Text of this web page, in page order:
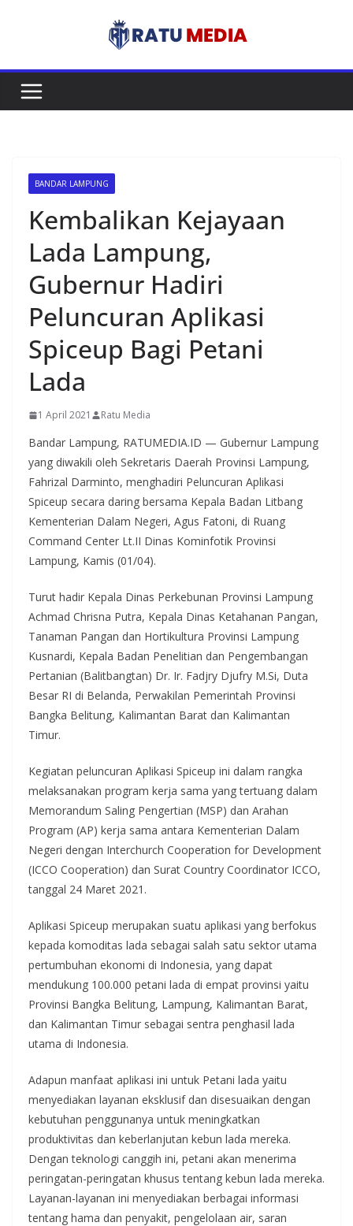
BANDAR LAMPUNG
Kembalikan Kejayaan
Lada Lampung,
Gubernur Hadiri
Peluncuran Aplikasi
Spiceup Bagi Petani
Lada
1 April 2021 Ratu Media
Bandar Lampung, RATUMEDIA.ID — Gubernur Lampung
yang diwakili oleh Sekretaris Daerah Provinsi Lampung,
Fahrizal Darminto, menghadiri Peluncuran Aplikasi
Spiceup secara daring bersama Kepala Badan Litbang
Kementerian Dalam Negeri, Agus Fatoni, di Ruang
Command Center Lt.II Dinas Kominfotik Provinsi
Lampung, Kamis (01/04).
Turut hadir Kepala Dinas Perkebunan Provinsi Lampung
Achmad Chrisna Putra, Kepala Dinas Ketahanan Pangan,
Tanaman Pangan dan Hortikultura Provinsi Lampung
Kusnardi, Kepala Badan Penelitian dan Pengembangan
Pertanian (Balitbangtan) Dr. Ir. Fadjry Djufry M.Si, Duta
Besar RI di Belanda, Perwakilan Pemerintah Provinsi
Bangka Belitung, Kalimantan Barat dan Kalimantan
Timur.
Kegiatan peluncuran Aplikasi Spiceup ini dalam rangka
melaksanakan program kerja sama yang tertuang dalam
Memorandum Saling Pengertian (MSP) dan Arahan
Program (AP) kerja sama antara Kementerian Dalam
Negeri dengan Interchurch Cooperation for Development
(ICCO Cooperation) dan Surat Country Coordinator ICCO,
tanggal 24 Maret 2021.
Aplikasi Spiceup merupakan suatu aplikasi yang berfokus
kepada komoditas lada sebagai salah satu sektor utama
pertumbuhan ekonomi di Indonesia, yang dapat
mendukung 100.000 petani lada di empat provinsi yaitu
Provinsi Bangka Belitung, Lampung, Kalimantan Barat,
dan Kalimantan Timur sebagai sentra penghasil lada
utama di Indonesia.
Adapun manfaat aplikasi ini untuk Petani lada yaitu
menyediakan layanan eksklusif dan disesuaikan dengan
kebutuhan penggunanya untuk meningkatkan
produktivitas dan keberlanjutan kebun lada mereka.
Dengan teknologi canggih ini, petani akan menerima
peringatan-peringatan khusus tentang kebun lada mereka.
Layanan-layanan ini menyediakan berbagai informasi
tentang hama dan penyakit, pengelolaan air, saran